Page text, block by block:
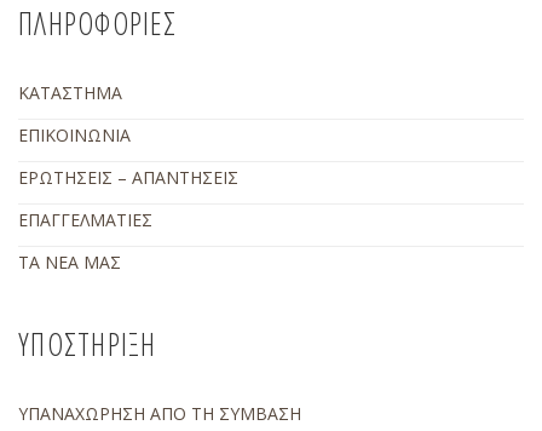
ΠΛΗΡΟΦΟΡΙΕΣ
ΚΑΤΑΣΤΗΜΑ
ΕΠΙΚΟΙΝΩΝΙΑ
ΕΡΩΤΗΣΕΙΣ – ΑΠΑΝΤΗΣΕΙΣ
ΕΠΑΓΓΕΛΜΑΤΙΕΣ
ΤΑ ΝΕΑ ΜΑΣ
ΥΠΟΣΤΗΡΙΞΗ
ΥΠΑΝΑΧΩΡΗΣΗ ΑΠΟ ΤΗ ΣΥΜΒΑΣΗ